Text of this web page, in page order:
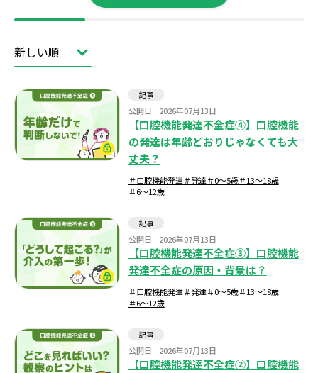
オーラルフレイル
サルコペニア
フッ化物
う蝕
混合歯列 歯肉炎
口腔機能発達
口腔と全身健康
栄養
咬合
運動
チェック項目
象牙質知覚過敏症
患者指導
OHI(口腔衛生指導）
保護者指導
指導ツール 動機付け
患者の年代別 対応方法
6～12歳
思春期
中学生・高校生
記事
公開日 2026年07月13日
【口腔機能発達不全症④】口腔機能
の発達は年齢どおりじゃなくても大
丈夫？
＃口腔機能発達＃発達＃0～5歳＃13～18歳
＃6～12歳
記事
公開日 2026年07月13日
【口腔機能発達不全症③】口腔機能
発達不全症の原因・背景は？
＃口腔機能発達＃発達＃0～5歳＃13～18歳
＃6～12歳
記事
公開日 2026年07月13日
【口腔機能発達不全症②】口腔機能